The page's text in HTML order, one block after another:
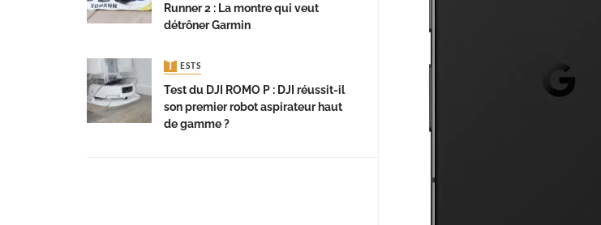
Runner 2 : La montre qui veut
détrôner Garmin
TESTS
Test du DJI ROMO P : DJI réussit-il
son premier robot aspirateur haut
de gamme ?